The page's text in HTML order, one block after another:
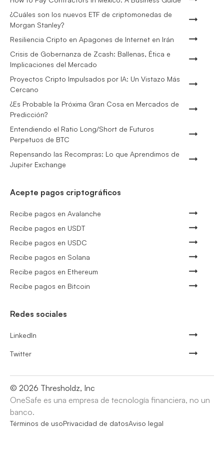
¿Cuáles son los nuevos ETF de criptomonedas de
Morgan Stanley?
Resiliencia Cripto en Apagones de Internet en Irán
Crisis de Gobernanza de Zcash: Ballenas, Ética e
Implicaciones del Mercado
Proyectos Cripto Impulsados por IA: Un Vistazo Más
Cercano
¿Es Probable la Próxima Gran Cosa en Mercados de
Predicción?
Entendiendo el Ratio Long/Short de Futuros
Perpetuos de BTC
Repensando las Recompras: Lo que Aprendimos de
Jupiter Exchange
Acepte pagos criptográficos
Recibe pagos en Avalanche
Recibe pagos en USDT
Recibe pagos en USDC
Recibe pagos en Solana
Recibe pagos en Ethereum
Recibe pagos en Bitcoin
Redes sociales
LinkedIn
Twitter
© 2026 Thresholdz, Inc
OneSafe es una empresa de tecnología financiera, no un
banco.
Términos de usoPrivacidad de datosAviso legal